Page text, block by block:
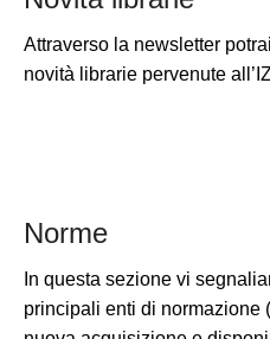
Attraverso la newsletter
novità librarie pervenute
Norme
In questa sezione vi
principali enti di normazione